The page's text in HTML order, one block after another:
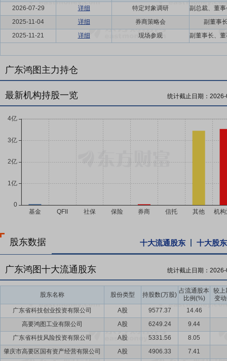
2026-07-29 详细
特定对象调研
2025-11-04
详细 券商策略会
副董事
2025-11-21
详细 现场参观
广东鸿图主力持仓
最新机构持股一览 统计截止日期：
股东数据 十大流通股东 十大股东
广东鸿图十大流通股东 统计截止日期：
股东名称 股份类型 持股数(万股)
占流通股本
比例(%)
较上
变
广东省科技创业投资有限公司
A股 9577.37
14.46
高要鸿图工业有限公司
A股 6249.24
9.44
广东省科技风险投资有限公司
A股 5331.56
8.05
肇庆市高要区国有资产经营有限公司
A股 4906.33
7.41